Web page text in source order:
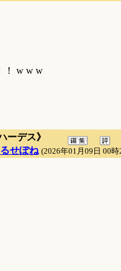
！ w w w
ーデス》
せぽね (2026年01月09日 00時